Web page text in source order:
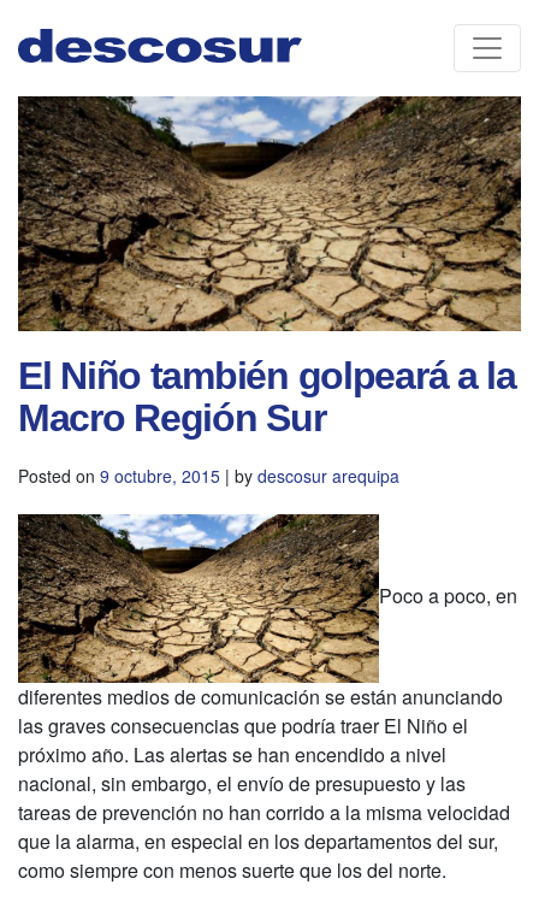
content
El Niño también golpeará a la
Macro Región Sur
Posted on 9 octubre, 2015 | by descosur arequipa
Poco a poco, en
diferentes medios de comunicación se están anunciando
las graves consecuencias que podría traer El Niño el
próximo año. Las alertas se han encendido a nivel
nacional, sin embargo, el envío de presupuesto y las
tareas de prevención no han corrido a la misma velocidad
que la alarma, en especial en los departamentos del sur,
como siempre con menos suerte que los del norte.